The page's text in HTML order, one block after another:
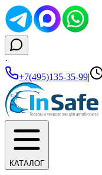
·
+7(495)135-35-99|
КАТАЛОГ